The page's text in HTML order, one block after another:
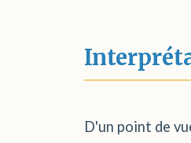
D'un point de